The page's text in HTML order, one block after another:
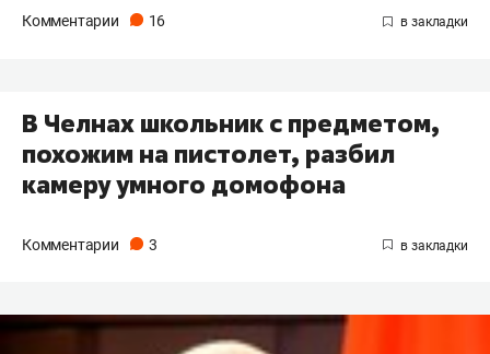
Комментарии 16
В Челнах школьник с предметом,
похожим на пистолет, разбил
камеру умного домофона
Комментарии 3